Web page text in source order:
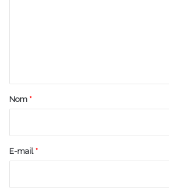
a
e
Nom *
E-mail *